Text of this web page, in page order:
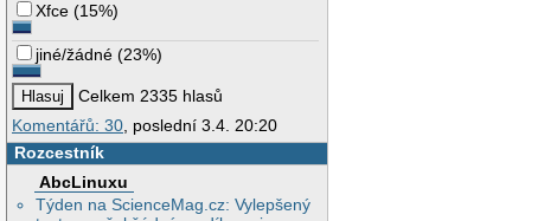
Xfce (15%)
jiné/žádné (23%)
Celkem 2335 hlasů
Komentářů: 30, poslední 3.4. 20:20
Rozcestník
AbcLinuxu
Týden na ScienceMag.cz: Vylepšený